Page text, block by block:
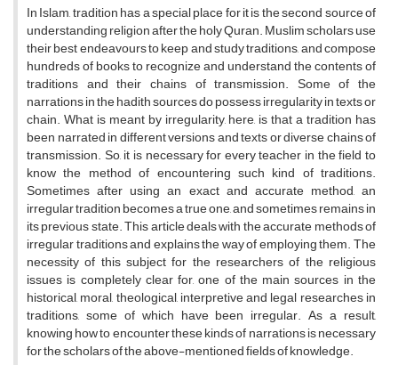
In Islam, tradition has a special place for it is the second source of
understanding religion after the holy Quran. Muslim scholars use
their best endeavours to keep and study traditions, and compose
hundreds of books to recognize and understand the contents of
traditions and their chains of transmission. Some of the
narrations in the hadith sources do possess irregularity in texts or
chain. What is meant by irregularity, here, is that a tradition has
been narrated in different versions and texts or diverse chains of
transmission. So, it is necessary for every teacher in the field to
know the method of encountering such kind of traditions.
Sometimes after using an exact and accurate method, an
irregular tradition becomes a true one, and sometimes remains in
its previous state. This article deals with the accurate methods of
irregular traditions and explains the way of employing them. The
necessity of this subject for the researchers of the religious
issues is completely clear for, one of the main sources in the
historical, moral, theological, interpretive and legal researches in
traditions, some of which have been irregular. As a result,
knowing how to encounter these kinds of narrations is necessary
for the scholars of the above-mentioned fields of knowledge.